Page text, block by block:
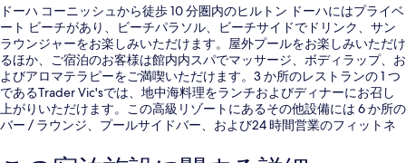
ドーハ コーニッシュから徒歩 10 分圏内のヒルトン ドーハにはプライベ
ート ビーチがあり、ビーチパラソル、ビーチサイドでドリンク、サン
ラウンジャーをお楽しみいただけます。屋外プールをお楽しみいただけ
るほか、ご宿泊のお客様は館内内スパでマッサージ、ボディラップ、お
よびアロマテラピーをご満喫いただけます。3 か所のレストランの 1 つ
であるTrader Vic'sでは、地中海料理をランチおよびディナーにお召し
上がりいただけます。この高級リゾートにあるその他設備には 6 か所の
バー / ラウンジ、プールサイドバー、および24 時間営業のフィットネ
近くのロケーションを評価しています。